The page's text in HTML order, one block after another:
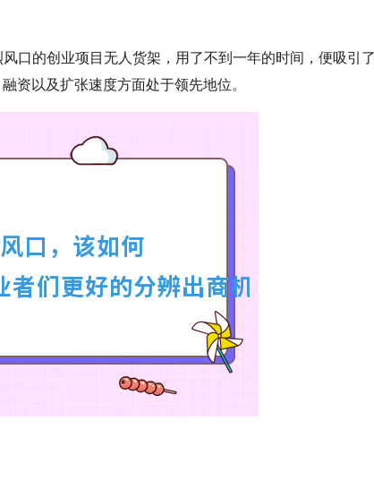
口的创业项目无人货架，用了不到一年的时间，便吸引
资以及扩张速度方面处于领先地位。